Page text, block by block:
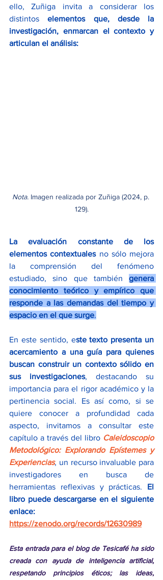
ello, Zuñiga invita a considerar los
distintos elementos que, desde la
investigación, enmarcan el contexto y
articulan el análisis:
Nota. Imagen realizada por Zuñiga (2024, p.
129).
La evaluación constante de los
elementos contextuales no sólo mejora
la comprensión del fenómeno
estudiado, sino que también
genera
conocimiento teórico y empírico que
responde a las demandas del tiempo y
espacio en el que surge.
En este sentido, este texto presenta un
acercamiento a una guía para quienes
buscan construir un contexto sólido en
sus investigaciones, destacando su
importancia para el rigor académico y la
pertinencia social. Es así como, si se
quiere conocer a profundidad cada
aspecto, invitamos a consultar este
capítulo a través del libro Caleidoscopio
Metodológico: Explorando Epístemes y
Experiencias, un recurso invaluable para
investigadores en busca de
herramientas reflexivas y prácticas. El
libro puede descargarse en el siguiente
https://zenodo.org/records/12630989
Esta entrada para el blog de Tesicafé ha sido
creada con ayuda de inteligencia artificial,
respetando principios éticos; las ideas,